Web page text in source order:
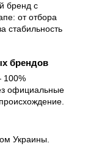
бренд с
от отбора
стабильность
брендов
100%
официальные
Украины.